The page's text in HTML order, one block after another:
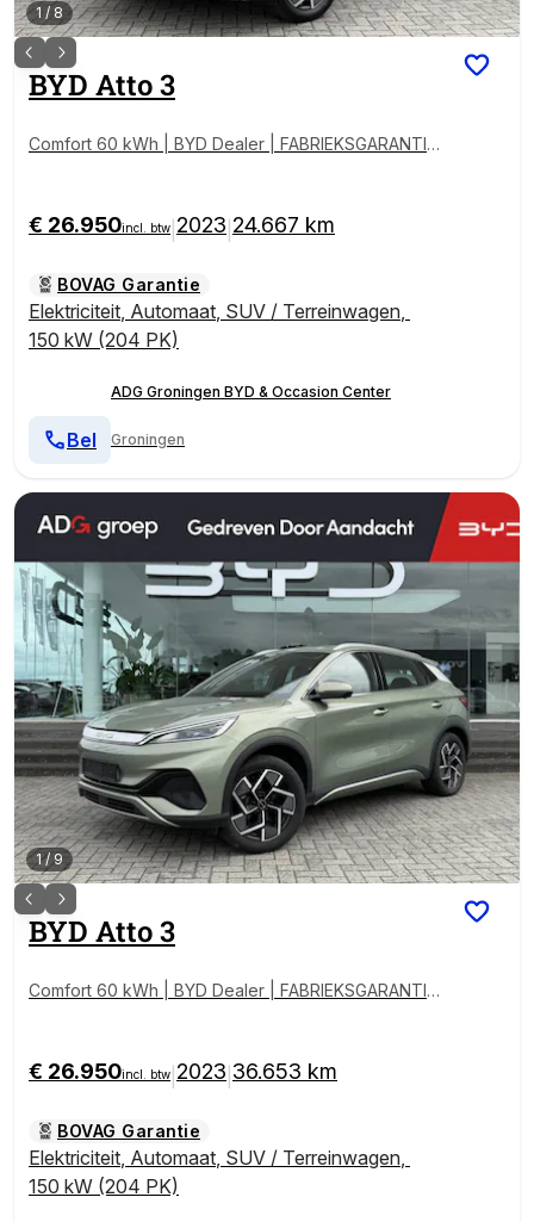
1 / 8
BYD Atto 3
Comfort 60 kWh | BYD Dealer | FABRIEKSGARANTIE |
€ 26.950incl. btw 2023 24.667 km
BOVAG Garantie
Elektriciteit, Automaat, SUV / Terreinwagen,
150 kW (204 PK)
ADG Groningen BYD & Occasion Center
Groningen
Bel
1/9
BYD Atto 3
Comfort 60 kWh | BYD Dealer | FABRIEKSGARANTIE |
€ 26.950incl. btw 2023 36.653 km
BOVAG Garantie
Elektriciteit, Automaat, SUV / Terreinwagen,
150 kW (204 PK)